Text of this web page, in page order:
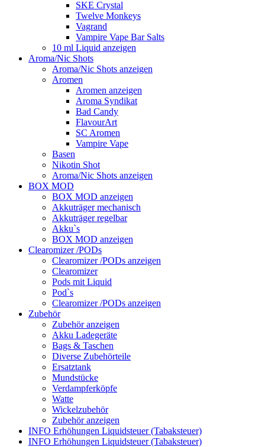
SKE Crystal
Twelve Monkeys
Vagrand
Vampire Vape Bar Salts
10 ml Liquid anzeigen
Aroma/Nic Shots
Aroma/Nic Shots anzeigen
Aromen
Aromen anzeigen
Aroma Syndikat
Bad Candy
FlavourArt
SC Aromen
Vampire Vape
Basen
Nikotin Shot
Aroma/Nic Shots anzeigen
BOX MOD
BOX MOD anzeigen
Akkuträger mechanisch
Akkuträger regelbar
Akku`s
BOX MOD anzeigen
Clearomizer /PODs
Clearomizer /PODs anzeigen
Clearomizer
Pods mit Liquid
Pod`s
Clearomizer /PODs anzeigen
Zubehör
Zubehör anzeigen
Akku Ladegeräte
Bags & Taschen
Diverse Zubehörteile
Ersatztank
Mundstücke
Verdampferköpfe
Watte
Wickelzubehör
Zubehör anzeigen
INFO Erhöhungen Liquidsteuer (Tabaksteuer)
INFO Erhöhungen Liquidsteuer (Tabaksteuer)